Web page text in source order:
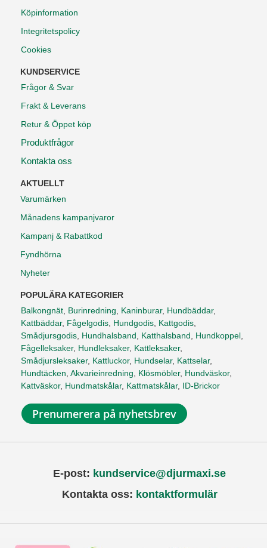
Köpinformation
Integritetspolicy
Cookies
KUNDSERVICE
Frågor & Svar
Frakt & Leverans
Retur & Öppet köp
Produktfrågor
Kontakta oss
AKTUELLT
Varumärken
Månadens kampanjvaror
Kampanj & Rabattkod
Fyndhörna
Nyheter
POPULÄRA KATEGORIER
Balkongnät, Burinredning, Kaninburar, Hundbäddar,
Kattbäddar, Fågelgodis, Hundgodis, Kattgodis,
Smådjursgodis, Hundhalsband, Katthalsband, Hundkoppel,
Fågelleksaker, Hundleksaker, Kattleksaker,
Smådjursleksaker, Kattluckor, Hundselar, Kattselar,
Hundtäcken, Akvarieinredning, Klösmöbler, Hundväskor,
Kattväskor, Hundmatskålar, Kattmatskålar, ID-Brickor
Prenumerera på nyhetsbrev
E-post: kundservice@djurmaxi.se
Kontakta oss: kontaktformulär